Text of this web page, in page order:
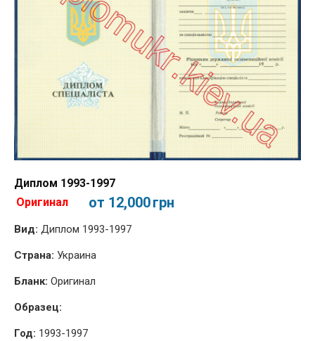
Диплом 1993-1997
Оригинал
от 12,000грн
Вид: Диплом 1993-1997
Страна: Украина
Бланк: Оригинал
Образец:
Год: 1993-1997